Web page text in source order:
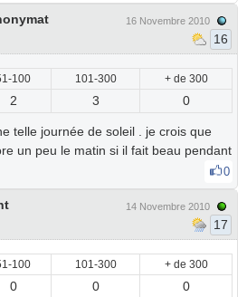
16 Novembre 2010
16
100 101-300 + de 300
2 3 0
telle journée de soleil . je crois que
un peu le matin si il fait beau pendant
0
14 Novembre 2010
17
100 101-300 + de 300
0 0 0